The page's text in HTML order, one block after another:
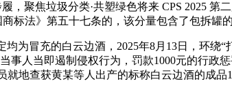
，聚焦垃圾分类·共塑绿色将来 CPS 2025
标法》第五十七条的，该分量包含了包拆罐
冒充的白云边酒，2025年8月13日，环绕“
事人当即遏制侵权行为，罚款1000元的行
地查获黄某等人出产的标称白云边酒的成品